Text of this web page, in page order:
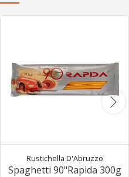
Rustichella D'Abruzzo
Spaghetti 90"Rapida 300g